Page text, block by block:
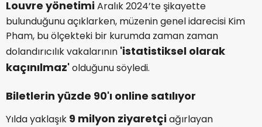
Louvre yönetimiAralık 2024’te şikayette
bulunduğunu açıklarken, müzenin genel idarecisi Kim
Pham, bu ölçekteki bir kurumda zaman zaman
dolandırıcılık vakalarının 'istatistiksel olarak
kaçınılmaz'olduğunu söyledi.
Biletlerin yüzde 90'ı online satılıyor
Yılda yaklaşık 9 milyon ziyaretçiağırlayan